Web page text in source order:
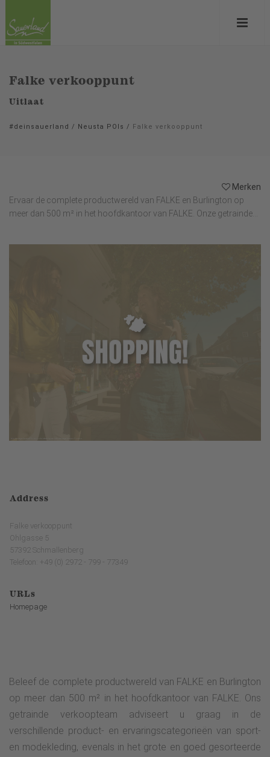
Falke verkooppunt
Uitlaat
#deinsauerland / Neusta POIs / Falke verkooppunt
Merken
Ervaar de complete productwereld van FALKE en Burlington op
meer dan 500 m² in het hoofdkantoor van FALKE. Onze getrainde...
Address
Falke verkooppunt
Ohlgasse 5
57392 Schmallenberg
Telefoon: +49 (0) 2972 - 799 - 77349
URLs
Homepage
Beleef de complete productwereld van FALKE en Burlington
op meer dan 500 m² in het hoofdkantoor van FALKE. Ons
getrainde verkoopteam adviseert u graag in de
verschillende product- en ervaringscategorieën van sport-
en modekleding, evenals in het grote en goed gesorteerde